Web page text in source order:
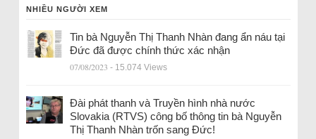
NHIỀU NGƯỜI XEM
Tin bà Nguyễn Thị Thanh Nhàn đang ẩn náu tại
Đức đã được chính thức xác nhận
07/08/2023 - 15.074 Views
Đài phát thanh và Truyền hình nhà nước
Slovakia (RTVS) công bố thông tin bà Nguyễn
Thị Thanh Nhàn trốn sang Đức!